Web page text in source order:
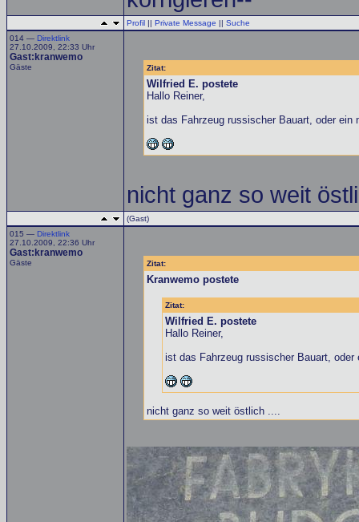
Profil || Private Message || Suche
014 — Direktlink
27.10.2009, 22:33 Uhr
Gast:kranwemo
Gäste Zitat:
Wilfried E. postete
Hallo Reiner,
ist das Fahrzeug russischer Bauart, oder ein
nicht ganz so weit
(Gast)
015 — Direktlink
27.10.2009, 22:36 Uhr
Gast:kranwemo
Gäste Zitat:
Kranwemo postete
Zitat:
Wilfried E. postete
Hallo Reiner,
ist das Fahrzeug russischer Bauart,
nicht ganz so weit östlich ....